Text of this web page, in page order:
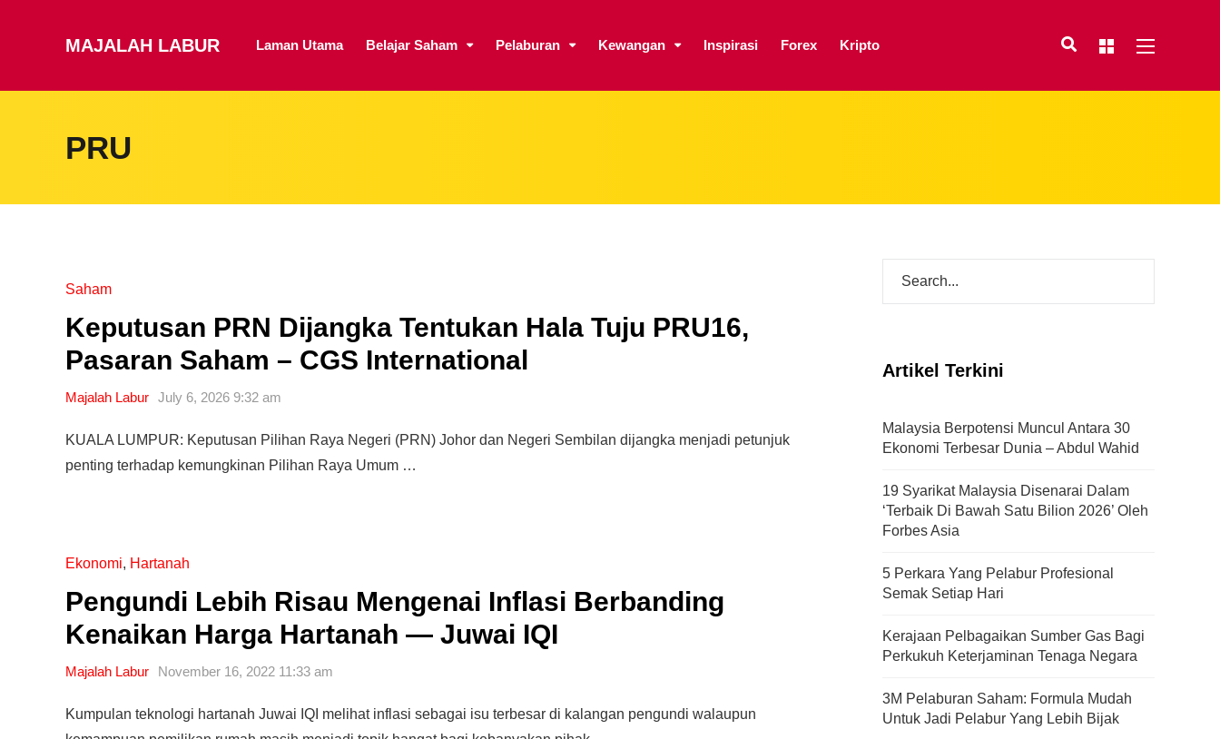
MAJALAH LABUR Laman Utama Belajar Saham Pelaburan Kewangan Inspirasi Forex Kripto
PRU
Saham
Keputusan PRN Dijangka Tentukan Hala Tuju PRU16,
Pasaran Saham – CGS International
Majalah Labur July 6, 2026 9:32 am
KUALA LUMPUR: Keputusan Pilihan Raya Negeri (PRN) Johor dan Negeri Sembilan dijangka menjadi petunjuk
penting terhadap kemungkinan Pilihan Raya Umum …
Ekonomi, Hartanah
Pengundi Lebih Risau Mengenai Inflasi Berbanding
Kenaikan Harga Hartanah — Juwai IQI
Majalah Labur November 16, 2022 11:33 am
Kumpulan teknologi hartanah Juwai IQI melihat inflasi sebagai isu terbesar di kalangan pengundi walaupun
Artikel Terkini
Malaysia Berpotensi Muncul Antara 30
Ekonomi Terbesar Dunia – Abdul Wahid
19 Syarikat Malaysia Disenarai Dalam
‘Terbaik Di Bawah Satu Bilion 2026’ Oleh
Forbes Asia
5 Perkara Yang Pelabur Profesional
Semak Setiap Hari
Kerajaan Pelbagaikan Sumber Gas Bagi
Perkukuh Keterjaminan Tenaga Negara
3M Pelaburan Saham: Formula Mudah
Untuk Jadi Pelabur Yang Lebih Bijak